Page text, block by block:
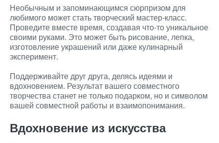
Необычным и запоминающимся сюрпризом для
любимого может стать творческий мастер-класс.
Проведите вместе время, создавая что-то уникальное
своими руками. Это может быть рисование, лепка,
изготовление украшений или даже кулинарный
эксперимент.
Поддерживайте друг друга, делясь идеями и
вдохновением. Результат вашего совместного
творчества станет не только подарком, но и символом
вашей совместной работы и взаимопонимания.
Вдохновение из искусства